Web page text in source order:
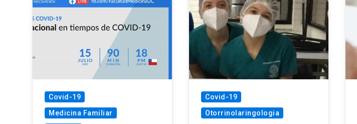
Covid-19
Medicina Familiar
Covid-19
Otorrinolaringologia